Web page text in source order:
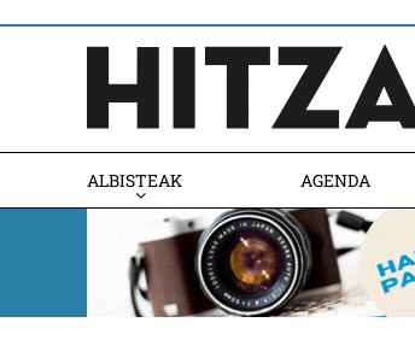
ALBISTEAK AGENDA